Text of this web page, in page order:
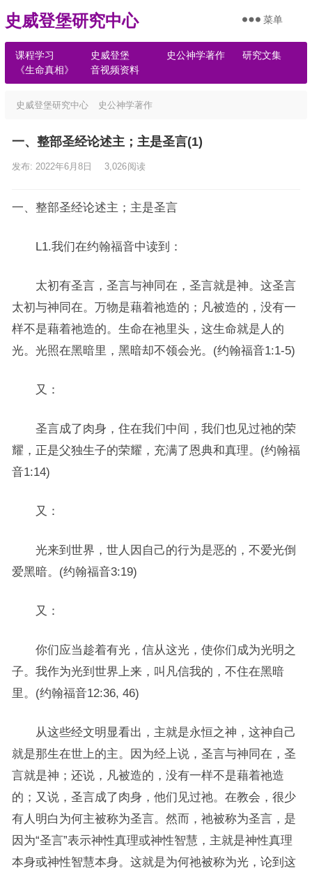
史威登堡研究中心
课程学习 史威登堡 史公神学著作
研究文集
《生命真相》
音视频资料
菜单
史威登堡研究中心 史公神学著作
一、整部圣经论述主；主是圣言(1)
发布: 2022年6月8日 3,026阅读
一、整部圣经论述主；主是圣言
L1.我们在约翰福音中读到：
太初有圣言，圣言与神同在，圣言就是神。这圣言
太初与神同在。万物是藉着祂造的；凡被造的，没有一
样不是藉着祂造的。生命在祂里头，这生命就是人的
光。光照在黑暗里，黑暗却不领会光。(约翰福音1:1-5)
又：
圣言成了肉身，住在我们中间，我们也见过祂的荣
耀，正是父独生子的荣耀，充满了恩典和真理。(约翰福
音1:14)
又：
光来到世界，世人因自己的行为是恶的，不爱光倒
爱黑暗。(约翰福音3:19)
又：
你们应当趁着有光，信从这光，使你们成为光明之
子。我作为光到世界上来，叫凡信我的，不住在黑暗
里。(约翰福音12:36, 46)
从这些经文明显看出，主就是永恒之神，这神自己
就是那生在世上的主。因为经上说，圣言与神同在，圣
言就是神；还说，凡被造的，没有一样不是藉着祂造
的；又说，圣言成了肉身，他们见过祂。在教会，很少
有人明白为何主被称为圣言。然而，祂被称为圣言，是
因为“圣言”表示神性真理或神性智慧，主就是神性真理
本身或神性智慧本身。这就是为何祂被称为光，论到这